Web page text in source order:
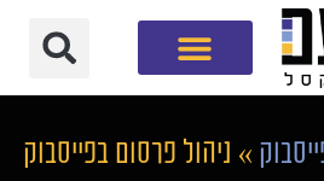
» ניהול פרסום בפייסבוק